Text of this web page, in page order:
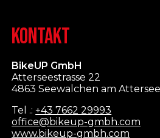
KONTAKT
BikeUP GmbH
Atterseestrasse 22
4863 Seewalchen am Attersee
Tel .:+43 7662 29993
office@bikeup-gmbh.com
www.bikeup-gmbh.com